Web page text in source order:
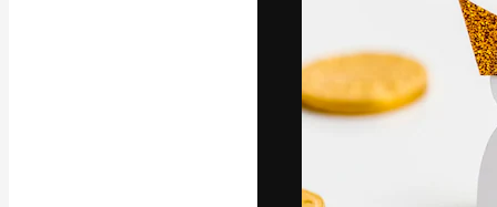
La plataforma
trabajo. Más
entre
estudios.